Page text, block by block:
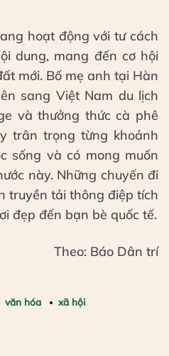
hoạt động với tư cách
dung, mang đến cơ hội
mới. Bố mẹ anh tại Hàn
sang Việt Nam du lịch
và thưởng thức cà phê
trân trọng từng khoảnh
sống và có mong muốn
này. Những chuyến đi
truyền tải thông điệp tích
đẹp đến bạn bè quốc tế.
Theo: Báo Dân trí
văn hóa xã hội